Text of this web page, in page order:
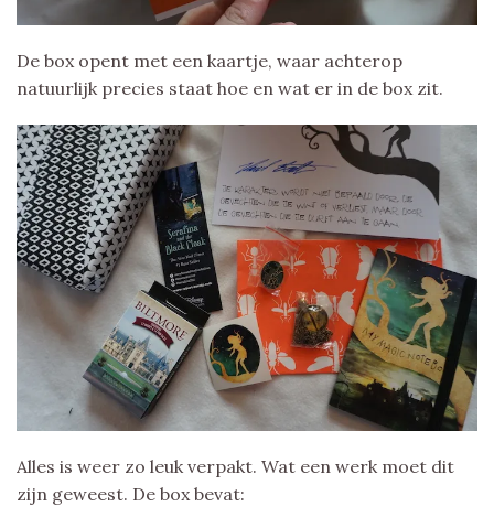
De box opent met een kaartje, waar achterop
natuurlijk precies staat hoe en wat er in de box zit.
Alles is weer zo leuk verpakt. Wat een werk moet dit
zijn geweest. De box bevat: